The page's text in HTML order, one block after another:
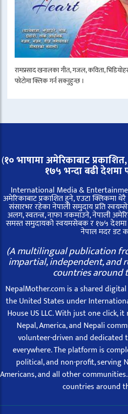
रामप्रसाद खनालका गीत, गजल, कविता,
फोटोमा क्लिक गर्न सक्नुहुन्छ ।
(१० भाषामा अमेरिकाबाट प्रकाशित,
१७५ भन्दा बढी देशमा
International Media &
अमेरिकाबाट प्रकाशित हुने, एउटा क्लिकमा
संसारभर रहेका नेपाली समुदाय प्रति
अलग, स्वतन्त्र, नाफा नकमाउने, नेपाली
समस्त समुदायको स्वयमसेबक र १७५ देशमा
नेपाल मदर डट
(A multilingual publication
impartial, independent, and
countries around
NepalMother.com is a shared
the United States under
House US LLC. With just one click,
Nepal, America, and Nepali
volunteer-driven and dedicated
everywhere. The platform is
political, and non-profit, serving
Americans, and all other
countries around